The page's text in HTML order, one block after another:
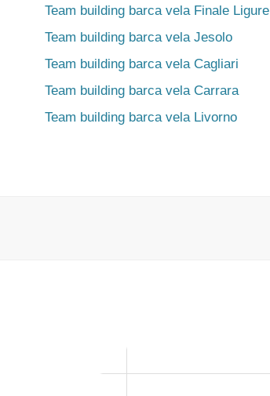
Team building barca vela Finale Ligure
Team building barca vela Jesolo
Team building barca vela Cagliari
Team building barca vela Carrara
Team building barca vela Livorno